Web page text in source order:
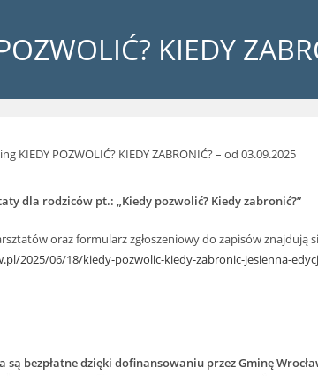
KIEDY
dla rodziców pt.: „Kiedy pozwolić? Kiedy zabronić?”
oraz formularz zgłoszeniowy do zapisów znajdują
2025/06/18/kiedy-pozwolic-kiedy-zabronic-jesienna-
są bezpłatne dzięki dofinansowaniu przez Gminę